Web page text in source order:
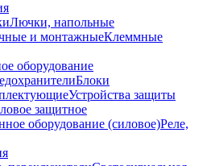
Лючки, напольные
и монтажныеКлеммные
оборудование
Блоки
Устройства защиты
защитное
оборудование (силовое)Реле,